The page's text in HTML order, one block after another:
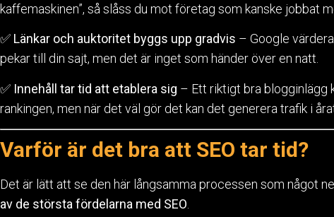
kaffemaskinen”, så slåss du mot företag som kanske jobbat
✅ Länkar och auktoritet byggs upp gradvis – Google
pekar till din sajt, men det är inget som händer över en natt.
✅ Innehåll tar tid att etablera sig – Ett riktigt bra blogginlägg
rankingen, men när det väl gör det kan det generera trafik i
Varför är det bra att SEO tar tid?
Det är lätt att se den här långsamma processen som något
av de största fördelarna med SEO